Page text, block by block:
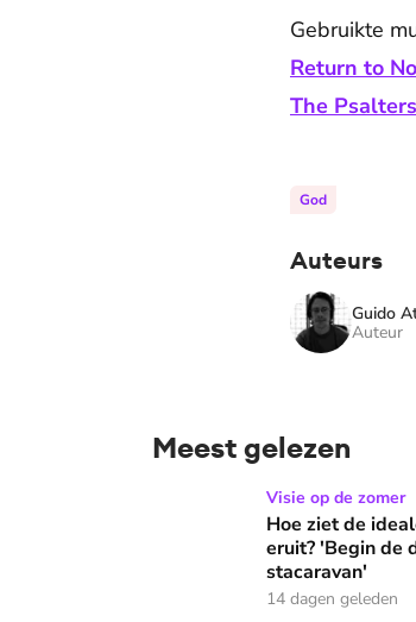
Gebruikte
Return to
The Psalters
God
Auteurs
Guido
Auteur
Meest gelezen
Hoe ziet de ideale zomerdag
Visie op de zomer
Hoe ziet de
eruit? 'Begin de
stacaravan'
14 dagen geleden